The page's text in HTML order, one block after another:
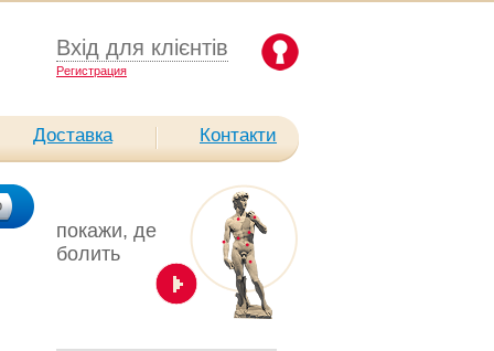
Вхід для клієнтів
Pегистрация
Доставка Контакти
покажи, де
болить